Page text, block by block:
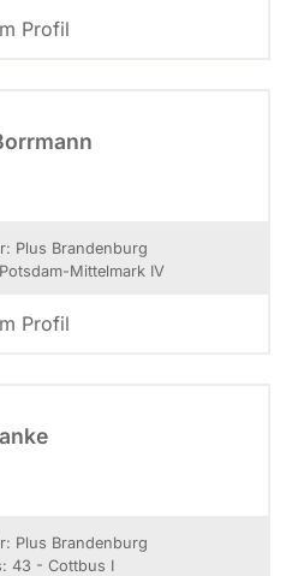
Profil
Plus Brandenburg
Mittelmark IV
Profil
Plus Brandenburg
43 - Cottbus I